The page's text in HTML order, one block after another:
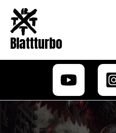
Zum
Inhalt
springen
Blattturbo